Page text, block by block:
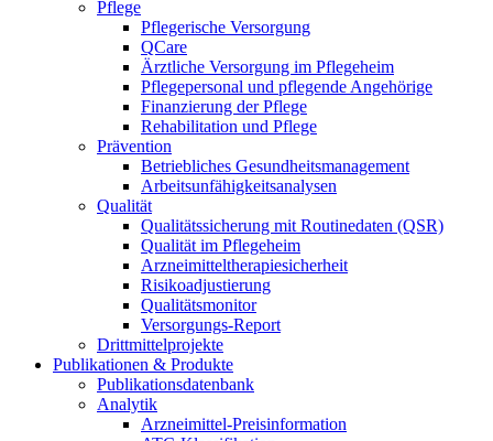
Pflege
Pflegerische Versorgung
QCare
Ärztliche Versorgung im Pflegeheim
Pflegepersonal und pflegende Angehörige
Finanzierung der Pflege
Rehabilitation und Pflege
Prävention
Betriebliches Gesundheitsmanagement
Arbeitsunfähigkeitsanalysen
Qualität
Qualitätssicherung mit Routinedaten (QSR)
Qualität im Pflegeheim
Arzneimitteltherapiesicherheit
Risikoadjustierung
Qualitätsmonitor
Versorgungs-Report
Drittmittelprojekte
Publikationen & Produkte
Publikationsdatenbank
Analytik
Arzneimittel-Preisinformation